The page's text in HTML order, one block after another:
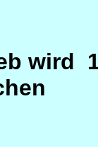
wird